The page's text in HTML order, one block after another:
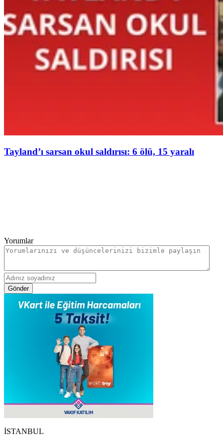
Tayland’ı sarsan okul saldırısı: 6 ölü, 15 yaralı
Yorumlar
Gönder
İSTANBUL